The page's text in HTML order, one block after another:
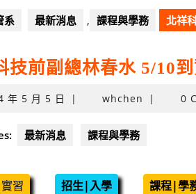
系 最新消息 , 課程與學務 北祥
技前副總林春水 5/10
年 5 月 5 日 2024
月
日
| whchen | 0
最新消息 課程與學務
習 招生|入學 課程|學